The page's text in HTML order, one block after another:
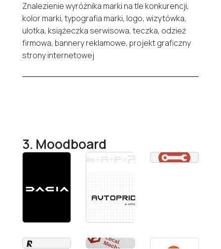
Znalezienie wyróżnika marki na tle konkurencji,
kolor marki, typografia marki, logo, wizytówka,
ulotka, książeczka serwisowa, teczka, odzież
firmowa, bannery reklamowe, projekt graficzny
strony internetowej
3. Moodboard